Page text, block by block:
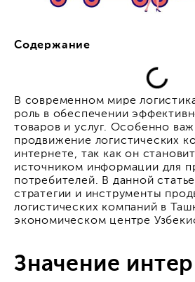
Содержание
В современном мире
роль в обеспечении
товаров и услуг. Особенно
продвижение логистических
интернете, так как он
источником информации для
потребителей. В данной
стратегии и инструменты
логистических компаний в
экономическом центре
Значение